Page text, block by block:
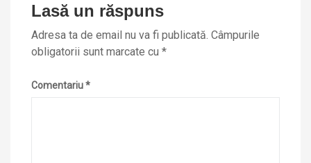
Lasă un răspuns
Adresa ta de email nu va fi publicată. Câmpurile
obligatorii sunt marcate cu *
Comentariu*